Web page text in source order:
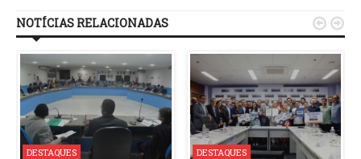
NOTÍCIAS RELACIONADAS
DESTAQUES DESTAQUES
 